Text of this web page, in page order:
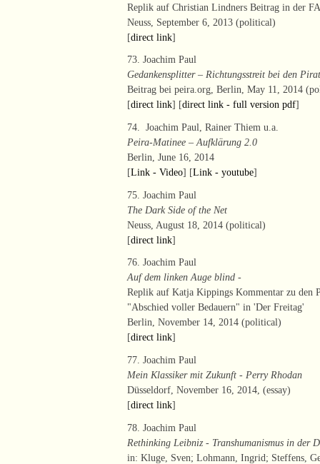
Replik auf Christian Lindners Beitrag in der
Neuss, September 6, 2013 (political)
[direct link]
73. Joachim Paul
Gedankensplitter – Richtungsstreit bei den
Beitrag bei peira.org, Berlin, May 11, 2014
[direct link] [direct link - full version pdf]
74. Joachim Paul, Rainer Thiem u.a.
Peira-Matinee – Aufklärung 2.0
Berlin, June 16, 2014
[Link - Video] [Link - youtube]
75. Joachim Paul
The Dark Side of the Net
Neuss, August 18, 2014 (political)
[direct link]
76. Joachim Paul
Auf dem linken Auge blind -
Replik auf Katja Kippings Kommentar zu den
"Abschied voller Bedauern" in 'Der Freitag'
Berlin, November 14, 2014 (political)
[direct link]
77. Joachim Paul
Mein Klassiker mit Zukunft - Perry Rhodan
Düsseldorf, November 16, 2014, (essay)
[direct link]
78. Joachim Paul
Rethinking Leibniz - Transhumanismus in der
in: Kluge, Sven; Lohmann, Ingrid; Steffens,